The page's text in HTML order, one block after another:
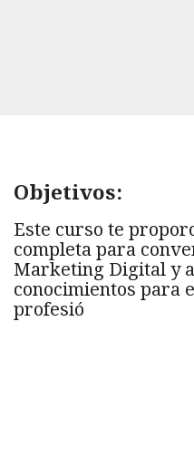
Objetivos:
Este curso te
completa para
Marketing Digital y
conocimientos para
profesió